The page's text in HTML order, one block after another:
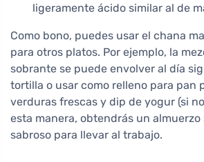
ligeramente ácido similar al de
Como bono, puedes usar el chana
para otros platos. Por ejemplo, la
sobrante se puede envolver al día
tortilla o usar como relleno para pan
verduras frescas y dip de yogur (si
esta manera, obtendrás un
sabroso para llevar al trabajo.